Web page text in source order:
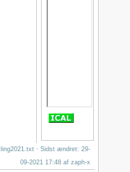
· Sidst ændret: 29-
09-2021 17:48 afzaph-x